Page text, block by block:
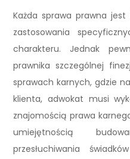
Każda sprawa prawna
zastosowania
charakteru. Jednak
prawnika szczególnej
sprawach karnych, gdzie
klienta, adwokat musi
znajomością prawa
umiejętnością
przesłuchiwania